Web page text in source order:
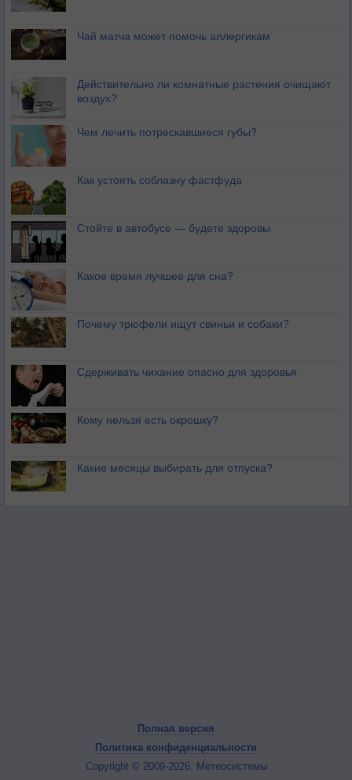
Чай матча может помочь аллергикам
Действительно ли комнатные растения очищают
воздух?
Чем лечить потрескавшиеся губы?
Как устоять соблазну фастфуда
Стойте в автобусе — будете здоровы
Какое время лучшее для сна?
Почему трюфели ищут свиньи и собаки?
Сдерживать чихание опасно для здоровья
Кому нельзя есть окрошку?
Какие месяцы выбирать для отпуска?
Полная версия
Политика конфиденциальности
Copyright © 2009-2026, Метеосистемы